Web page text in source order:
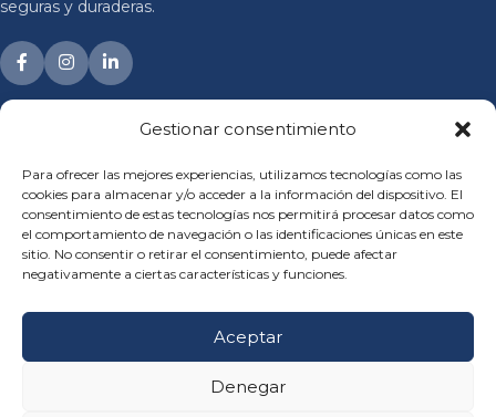
Gestionar consentimiento
Para ofrecer las mejores experiencias, utilizamos tecnologías como las
cookies para almacenar y/o acceder a la información del dispositivo. El
consentimiento de estas tecnologías nos permitirá procesar datos como
el comportamiento de navegación o las identificaciones únicas en este
sitio. No consentir o retirar el consentimiento, puede afectar
negativamente a ciertas características y funciones.
Aceptar
Denegar
seguras y duraderas.
SOLUCIONES
PROYECTOS
© 1991–2026 Marina System Ibérica. Derechos reservados.